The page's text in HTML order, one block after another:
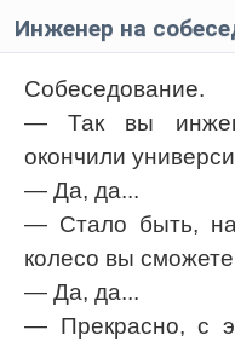
Инженер на
Собеседование.
— Так вы
окончили
— Да, да...
— Стало быть,
колесо вы
— Да, да...
— Прекрасно, с